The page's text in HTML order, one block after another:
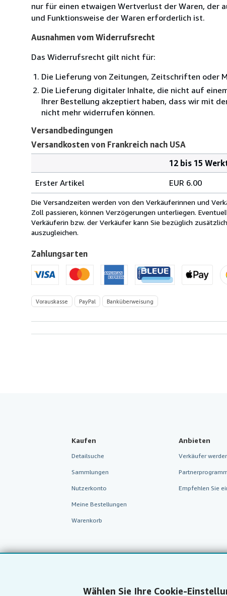
Wählen Sie Ihre Cookie-
nur für einen etwaigen Wertverlust der Waren, der
und Funktionsweise der Waren erforderlich ist.
Ausnahmen vom Widerrufsrecht
Das Widerrufsrecht gilt nicht für:
Die Lieferung von Zeitungen, Zeitschriften oder
Die Lieferung digitaler Inhalte, die nicht auf
Ihrer Bestellung akzeptiert haben, dass wir mit
nicht mehr widerrufen können.
Versandbedingungen
Versandkosten von Frankreich nach USA
von
Frankreich
nach
USA
12 bis 15
Erster Artikel
EUR 6.00
Die Versandzeiten werden von den Verkäuferinnen und
Zoll passieren, können Verzögerungen unterliegen.
Verkäuferin bzw. der Verkäufer kann Sie bezüglich
auszugleichen.
Zahlungsarten
Vorauskasse PayPal Banküberweisung
Kaufen
Detailsuche
Sammlungen
Nutzerkonto
Meine Bestellungen
Warenkorb
Anbieten
Verkäufer
Empfehlen Sie